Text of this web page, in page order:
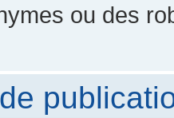
ou des